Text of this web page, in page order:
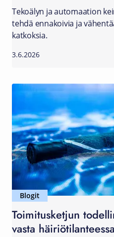
Tekoälyn ja automaation
tehdä ennakoivia ja
katkoksia.
3.6.2026
Blogit
Toimitusketjun
vasta häiriötilanteessa